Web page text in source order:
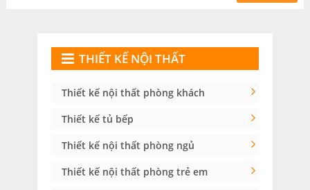
THIẾT KẾ NỘI THẤT
Thiết kế nội thất phòng khách
Thiết kế tủ bếp
Thiết kế nội thất phòng ngủ
Thiết kế nội thất phòng trẻ em